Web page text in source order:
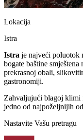
Lokacija
Istra
Istra je najveći poluotok
bogate baštine
prekrasnoj obali,
gastronomiji.
Zahvaljujući blagoj klimi
jedno od najpoželjnijih
Nastavite Vašu pretragu